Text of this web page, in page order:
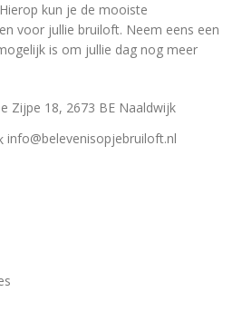
kun je de mooiste
voor jullie bruiloft. Neem eens een
is om jullie dag nog meer
Zijpe 18, 2673 BE Naaldwijk
info@belevenisopjebruiloft.nl